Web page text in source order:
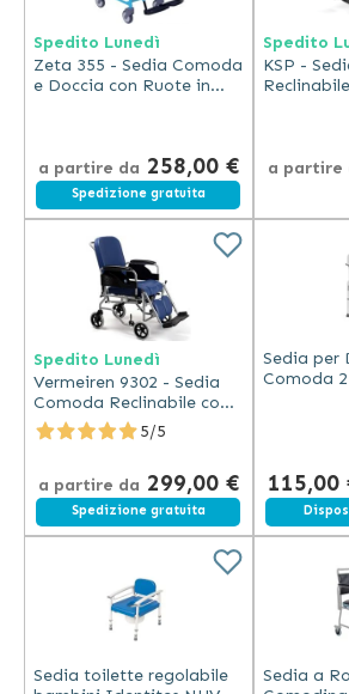
Spedito Lunedì
Zeta 355 - Sedia Comoda
e Doccia con Ruote in
a partire da 258,00 €
Spedizione gratuita
Spedito
KSP -
a partire
Spedito Lunedì
Vermeiren 9302 - Sedia
Comoda Reclinabile con
WC Integrato5/5
a partire da 299,00 €
Spedizione gratuita
Sedia per
Comoda
115,00
Sedia toilette regolabile
Sedia a